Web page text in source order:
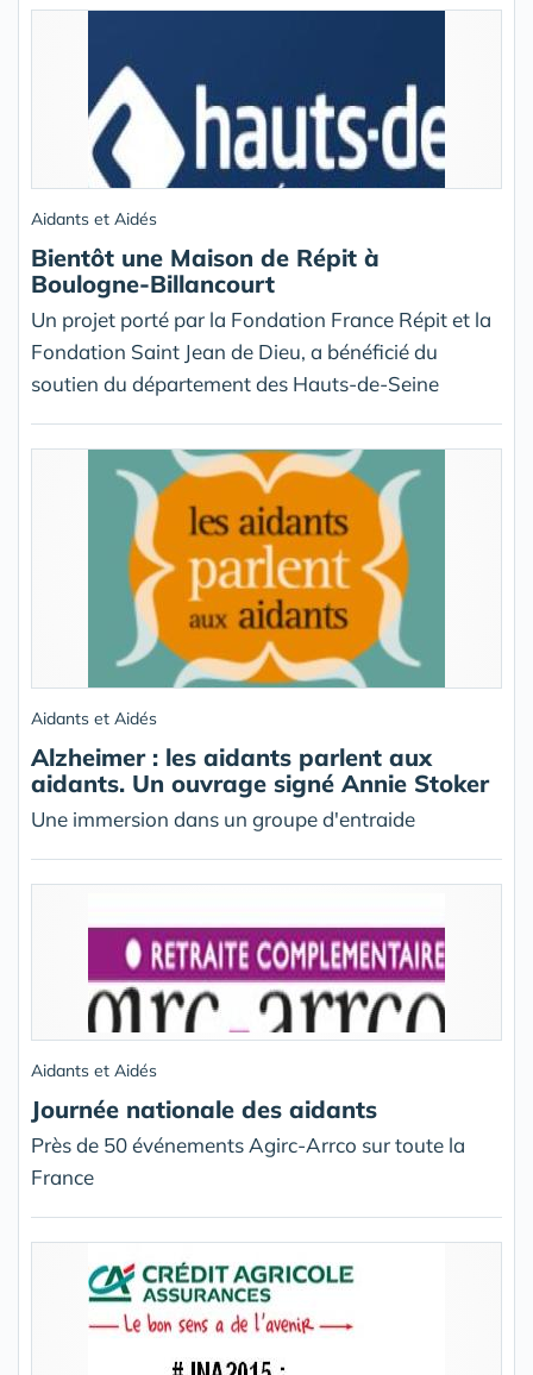
Aidants et Aidés
Bientôt une Maison de Répit à
Boulogne-Billancourt
Un projet porté par la Fondation France Répit et la
Fondation Saint Jean de Dieu, a bénéficié du
soutien du département des Hauts-de-Seine
Aidants et Aidés
Alzheimer : les aidants parlent aux
aidants. Un ouvrage signé Annie Stoker
Une immersion dans un groupe d'entraide
Aidants et Aidés
Journée nationale des aidants
Près de 50 événements Agirc-Arrco sur toute la
France